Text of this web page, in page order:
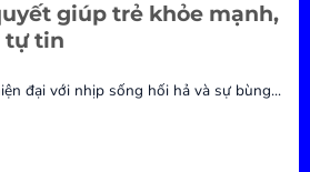
giúp trẻ khỏe mạnh,
tự tin
đại với nhịp sống hối hả và sự bùng...